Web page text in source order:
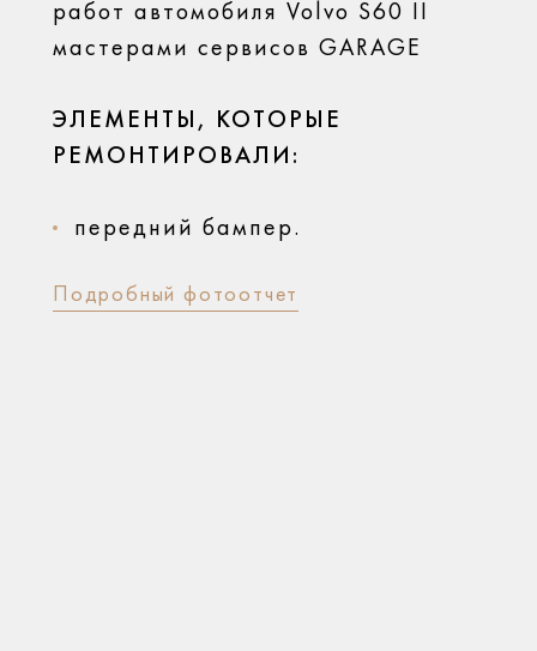
работ автомобиля Volvo S60 II
мастерами сервисов GARAGE
ЭЛЕМЕНТЫ, КОТОРЫЕ
РЕМОНТИРОВАЛИ:
передний бампер.
Подробный фотоотчет